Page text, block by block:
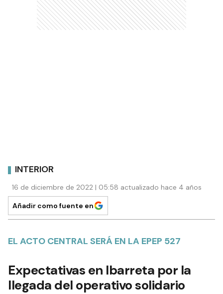
INTERIOR
16 de diciembre de 2022 | 05:58 actualizado hace 4 años
Añadir como fuente en
EL ACTO CENTRAL SERÁ EN LA EPEP 527
Expectativas en Ibarreta por la
llegada del operativo solidario